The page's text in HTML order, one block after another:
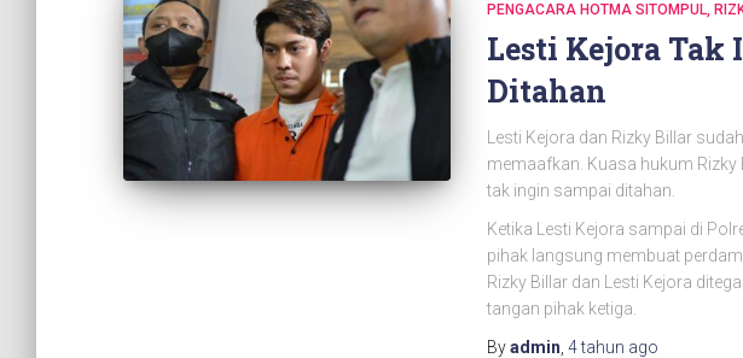
PENGACARA HOTMA SITOMPUL
Lesti Kejora
Ditahan
Lesti Kejora dan Rizky Billar
memaafkan. Kuasa hukum Rizky
tak ingin sampai ditahan.
Ketika Lesti Kejora sampai di
pihak langsung membuat
Rizky Billar dan Lesti Kejora
tangan pihak ketiga.
Byadmin 4 tahun ago